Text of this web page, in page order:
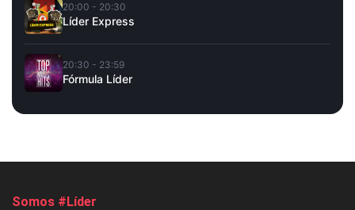
20:00 - 20:30
Líder Express
20:30 - 23:59
Fórmula Líder
Somos #Líder